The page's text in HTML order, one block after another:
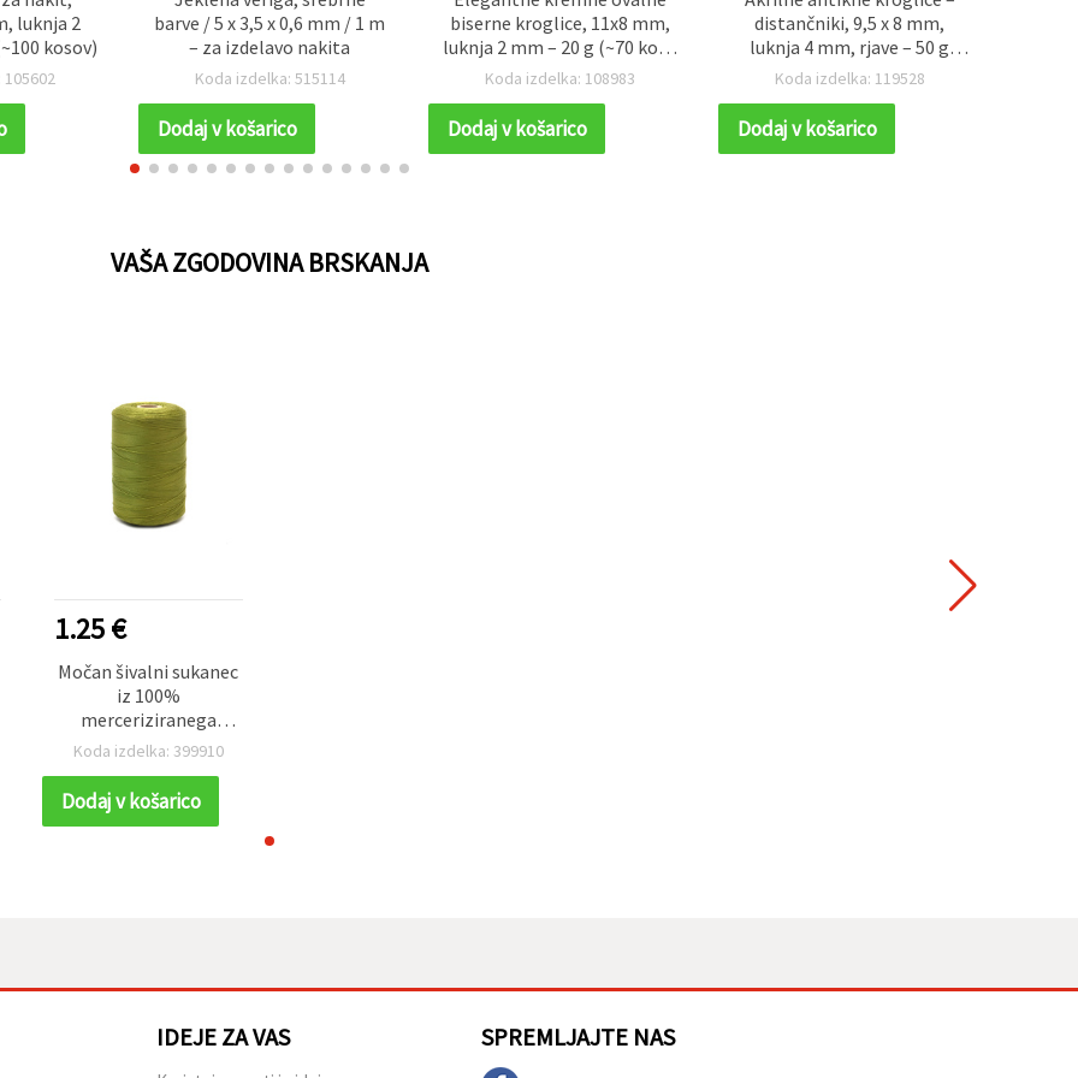
luknja 2
kosov)
barve / 5 x 3,5 x 0,6 mm / 1 m
– za izdelavo nakita
Koda izdelka: 515114
Dodaj v košarico
biserne kroglice, 11x8 mm,
luknja 2 mm – 20 g (~70 kos),
popolne za nakit in DIY
Koda izdelka: 108983
Dodaj v košarico
distančniki, 9,5 x 8 mm,
luknja 4 mm, rjave – 50 g
(~180 kosov)
Koda izdelka: 119528
Dodaj v košarico
VAŠA ZGODOVINA BRSKANJA
1.25 €
Močan šivalni sukanec
iz 100%
merceriziranega
bombaža – svetlo
tuljava 1000 m
Koda izdelka: 399910
Dodaj v košarico
IDEJE ZA VAS SPREMLJAJTE NAS